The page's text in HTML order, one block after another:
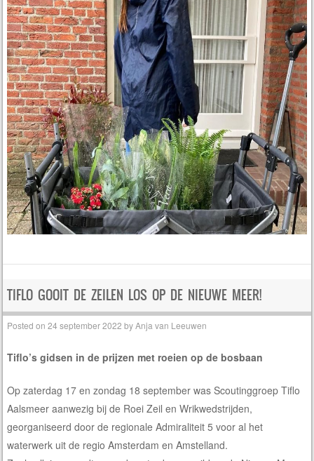
TIFLO GOOIT DE ZEILEN LOS OP DE NIEUWE MEER!
Posted on24 september 2022 byAnja van Leeuwen
Tiflo’s gidsen in de prijzen met roeien op de bosbaan
Op zaterdag 17 en zondag 18 september was Scoutinggroep Tiflo
Aalsmeer aanwezig bij de Roei Zeil en Wrikwedstrijden,
georganiseerd door de regionale Admiraliteit 5 voor al het
waterwerk uit de regio Amsterdam en Amstelland.